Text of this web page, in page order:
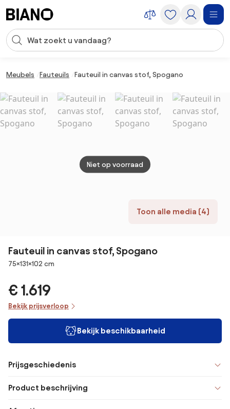
Zoekopdracht invoeren
Meubels Fauteuils Fauteuil in canvas stof, Spogano
Toon alle media (4)
Niet op voorraad
Fauteuil in canvas stof, Spogano
Afmetingen
75×131×102 cm
€ 1.619
Bekijk prijsverloop
Bekijk beschikbaarheid
Prijsgeschiedenis
Product beschrijving